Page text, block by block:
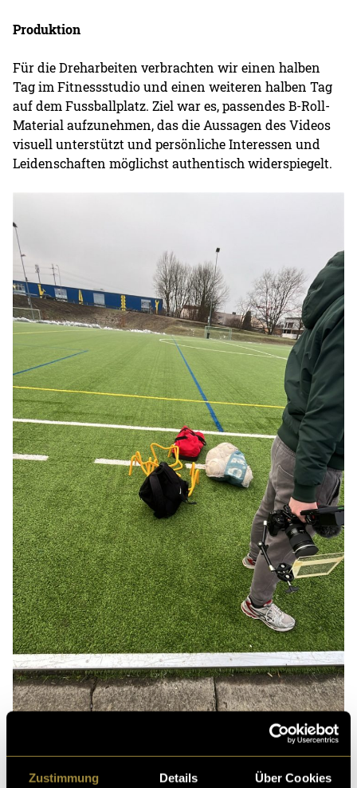
Zustimmung Details Über Cookies
Produktion
Für die Dreharbeiten verbrachten wir einen halben
Tag im Fitnessstudio und einen weiteren halben Tag
auf dem Fussballplatz. Ziel war es, passendes B-Roll-
Material aufzunehmen, das die Aussagen des Videos
visuell unterstützt und persönliche Interessen und
Leidenschaften möglichst authentisch widerspiegelt.